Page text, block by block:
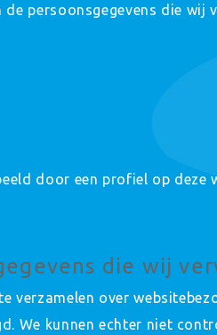
persoonsgegevens die wij
door een profiel op deze
die wij
verzamelen over
We kunnen echter niet